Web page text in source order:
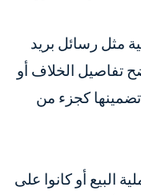
مثل رسائل بريد
تفاصيل الخلاف أو
كجزء من
البيع أو كانوا على